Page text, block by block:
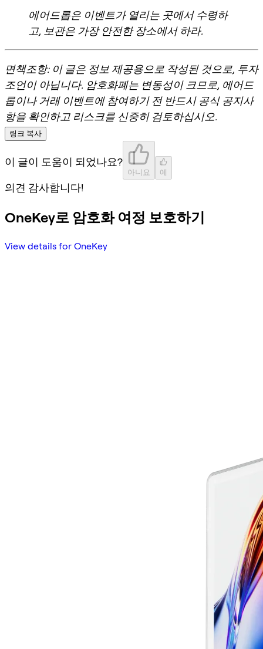
에어드롭은 이벤트가 열리는 곳에서 수령하
고, 보관은 가장 안전한 장소에서 하라.
면책조항: 이 글은 정보 제공용으로 작성된 것으로, 투자
조언이 아닙니다. 암호화폐는 변동성이 크므로, 에어드
롭이나 거래 이벤트에 참여하기 전 반드시 공식 공지사
항을 확인하고 리스크를 신중히 검토하십시오.
링크 복사
이 글이 도움이 되었나요?
아니요 예
의견 감사합니다!
OneKey로 암호화 여정 보호하기
View details for OneKey